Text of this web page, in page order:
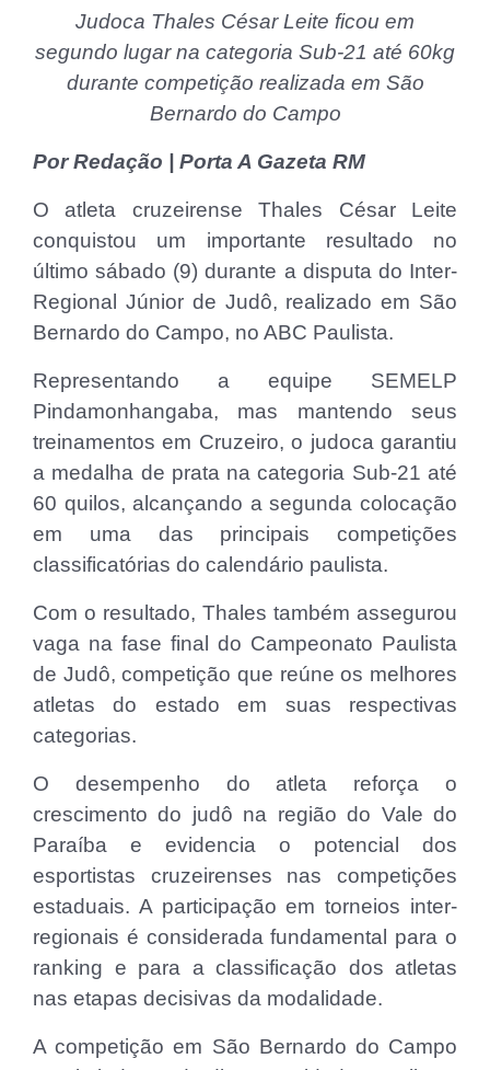
Judoca Thales César Leite ficou em
segundo lugar na categoria Sub-21 até 60kg
durante competição realizada em São
Bernardo do Campo
Por Redação | Porta A Gazeta RM
O atleta cruzeirense Thales César Leite
conquistou um importante resultado no
último sábado (9) durante a disputa do Inter-
Regional Júnior de Judô, realizado em São
Bernardo do Campo, no ABC Paulista.
Representando a equipe SEMELP
Pindamonhangaba, mas mantendo seus
treinamentos em Cruzeiro, o judoca garantiu
a medalha de prata na categoria Sub-21 até
60 quilos, alcançando a segunda colocação
em uma das principais competições
classificatórias do calendário paulista.
Com o resultado, Thales também assegurou
vaga na fase final do Campeonato Paulista
de Judô, competição que reúne os melhores
atletas do estado em suas respectivas
categorias.
O desempenho do atleta reforça o
crescimento do judô na região do Vale do
Paraíba e evidencia o potencial dos
esportistas cruzeirenses nas competições
estaduais. A participação em torneios inter-
regionais é considerada fundamental para o
ranking e para a classificação dos atletas
nas etapas decisivas da modalidade.
A competição em São Bernardo do Campo